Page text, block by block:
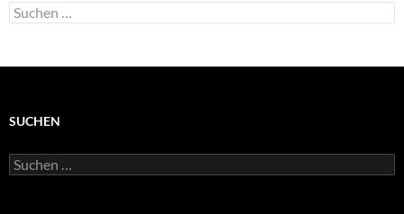
Suchen
nach:
SUCHEN
Suchen
nach: